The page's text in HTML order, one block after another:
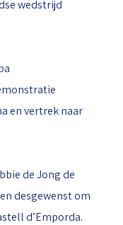
wedstrijd
en vertrek naar
de Jong de
desgewenst om
d’Emporda.